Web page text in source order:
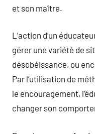
et son maître.
L’action d’un
gérer une variété de
désobéissance, ou
Par l’utilisation de
le encouragement,
changer son